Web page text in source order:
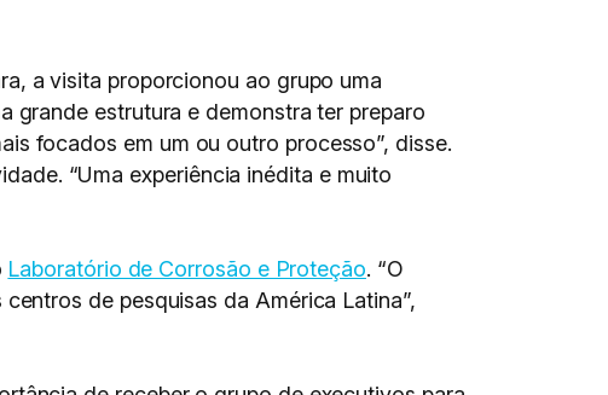
a visita proporcionou ao grupo uma
grande estrutura e demonstra ter preparo
focados em um ou outro processo”, disse.
“Uma experiência inédita e muito
Laboratório de Corrosão e Proteção. “O
de pesquisas da América Latina”,